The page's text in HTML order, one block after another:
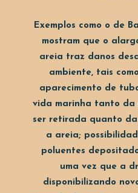
Exemplos como o de
mostram que o
areia traz danos
ambiente, tais
aparecimento de
vida marinha tanto
ser retirada quanto
a areia;
poluentes
uma vez que a
disponibilizando